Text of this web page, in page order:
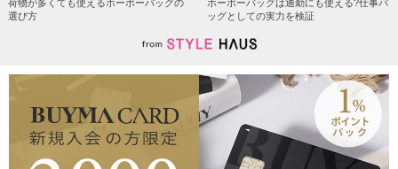
荷物が多くても使えるホーボーバッグの
選び方
ホーボーバッグは通勤にも使える?仕事バ
ッグとしての実力を検証